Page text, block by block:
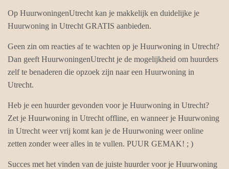
Op HuurwoningenUtrecht kan je makkelijk en duidelijke je
Huurwoning in Utrecht GRATIS aanbieden.
Geen zin om reacties af te wachten op je Huurwoning in Utrecht?
Dan geeft HuurwoningenUtrecht je de mogelijkheid om huurders
zelf te benaderen die opzoek zijn naar een Huurwoning in
Utrecht.
Heb je een huurder gevonden voor je Huurwoning in Utrecht?
Zet je Huurwoning in Utrecht offline, en wanneer je Huurwoning
in Utrecht weer vrij komt kan je de Huurwoning weer online
zetten zonder weer alles in te vullen. PUUR GEMAK! ; )
Succes met het vinden van de juiste huurder voor je Huurwoning